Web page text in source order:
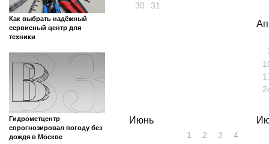
Как выбрать надёжный
сервисный центр для
техники
Гидрометцентр
спрогнозировал погоду без
дождя в Москве
30
31
Июнь
1 2 3
4